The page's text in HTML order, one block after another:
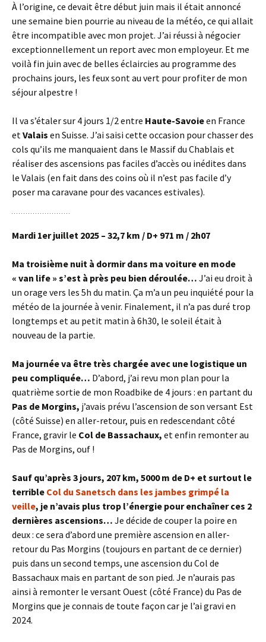
À l’origine, ce devait être début juin mais il était annoncé
une semaine bien pourrie au niveau de la météo, ce qui allait
être incompatible avec mon projet. J’ai réussi à négocier
exceptionnellement un report avec mon employeur. Et me
voilà fin juin avec de belles éclaircies au programme des
prochains jours, les feux sont au vert pour profiter de mon
séjour alpestre !
Il va s’étaler sur 4 jours 1/2 entre Haute-Savoieen France
etValais en Suisse. J’ai saisi cette occasion pour chasser des
cols qu’ils me manquaient dans le Massif du Chablais et
réaliser des ascensions pas faciles d’accès ou inédites dans
le Valais (en fait dans des coins où il n’est pas facile d’y
poser ma caravane pour des vacances estivales).
Mardi 1er juillet 2025 – 32,7 km / D+ 971 m / 2h07
Ma troisième nuit à dormir dans ma voiture en mode
« van life » s’est à près peu bien déroulée… J’ai eu droit à
un orage vers les 5h du matin. Ça m’a un peu inquiété pour la
météo de la journée à venir. Finalement, il n’a pas duré trop
longtemps et au petit matin à 6h30, le soleil était à
nouveau de la partie.
Ma journée va être très chargée avec une logistique un
peu compliquée… D’abord, j’ai revu mon plan pour la
quatrième sortie de mon Roadbike de 4 jours : en partant du
Pas de Morgins, j’avais prévu l’ascension de son versant Est
(côté Suisse) en aller-retour, puis en redescendant côté
France, gravir le Col de Bassachaux, et enfin remonter au
Pas de Morgins, ouf !
Sauf qu’après 3 jours, 207 km, 5000 m de D+ et surtout le
terrible Col du Sanetsch dans les jambes grimpé la
veille, je n’avais plus trop l’énergie pour enchaîner ces 2
dernières ascensions… Je décide de couper la poire en
deux : ce sera d’abord une première ascension en aller-
retour du Pas Morgins (toujours en partant de ce dernier)
puis dans un second temps, une ascension du Col de
Bassachaux mais en partant de son pied. Je n’aurais pas
ainsi à remonter le versant Ouest (côté France) du Pas de
Morgins que je connais de toute façon car je l’ai gravi en
2024.